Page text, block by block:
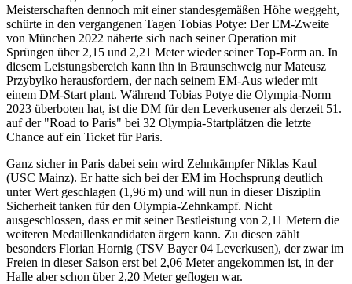
Meisterschaften dennoch mit einer standesgemäßen Höhe weggeht,
schürte in den vergangenen Tagen Tobias Potye: Der EM-Zweite
von München 2022 näherte sich nach seiner Operation mit
Sprüngen über 2,15 und 2,21 Meter wieder seiner Top-Form an. In
diesem Leistungsbereich kann ihn in Braunschweig nur Mateusz
Przybylko herausfordern, der nach seinem EM-Aus wieder mit
einem DM-Start plant. Während Tobias Potye die Olympia-Norm
2023 überboten hat, ist die DM für den Leverkusener als derzeit 51.
auf der "Road to Paris" bei 32 Olympia-Startplätzen die letzte
Chance auf ein Ticket für Paris.
Ganz sicher in Paris dabei sein wird Zehnkämpfer Niklas Kaul
(USC Mainz). Er hatte sich bei der EM im Hochsprung deutlich
unter Wert geschlagen (1,96 m) und will nun in dieser Disziplin
Sicherheit tanken für den Olympia-Zehnkampf. Nicht
ausgeschlossen, dass er mit seiner Bestleistung von 2,11 Metern die
weiteren Medaillenkandidaten ärgern kann. Zu diesen zählt
besonders Florian Hornig (TSV Bayer 04 Leverkusen), der zwar im
Freien in dieser Saison erst bei 2,06 Meter angekommen ist, in der
Halle aber schon über 2,20 Meter geflogen war.